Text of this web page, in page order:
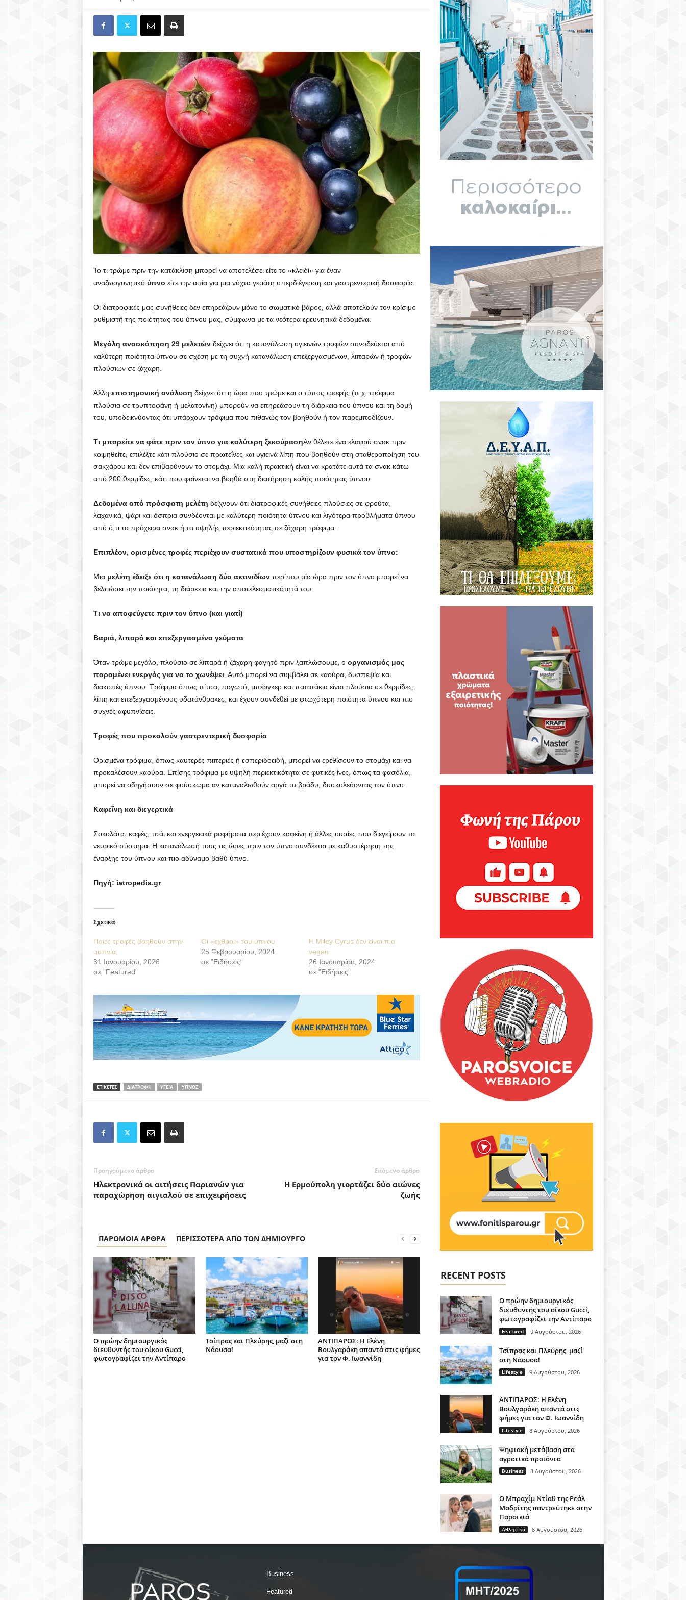
Το τι τρώμε πριν την κατάκλιση μπορεί να αποτελέσει είτε το «κλειδί» για έναν
αναζωογονητικό ύπνο είτε την αιτία για μια νύχτα γεμάτη υπερδιέγερση και γαστρεντερική δυσφορία.
Οι διατροφικές μας συνήθειες δεν επηρεάζουν μόνο το σωματικό βάρος, αλλά αποτελούν τον κρίσιμο
ρυθμιστή της ποιότητας του ύπνου μας, σύμφωνα με τα νεότερα ερευνητικά δεδομένα.
Μεγάλη ανασκόπηση 29 μελετώνδείχνει ότι η κατανάλωση υγιεινών τροφών συνοδεύεται από
καλύτερη ποιότητα ύπνου σε σχέση με τη συχνή κατανάλωση επεξεργασμένων, λιπαρών ή τροφών
πλούσιων σε ζάχαρη.
Άλλη επιστημονική ανάλυση δείχνει ότι η ώρα που τρώμε και ο τύπος τροφής (π.χ. τρόφιμα
πλούσια σε τρυπτοφάνη ή μελατονίνη) μπορούν να επηρεάσουν τη διάρκεια του ύπνου και τη δομή
του, υποδεικνύοντας ότι υπάρχουν τρόφιμα που πιθανώς τον βοηθούν ή τον παρεμποδίζουν.
Τι μπορείτε να φάτε πριν τον ύπνο για καλύτερη ξεκούρασηΑν θέλετε ένα ελαφρύ σνακ πριν
κοιμηθείτε, επιλέξτε κάτι πλούσιο σε πρωτεΐνες και υγιεινά λίπη που βοηθούν στη σταθεροποίηση του
σακχάρου και δεν επιβαρύνουν το στομάχι. Μια καλή πρακτική είναι να κρατάτε αυτά τα σνακ κάτω
από 200 θερμίδες, κάτι που φαίνεται να βοηθά στη διατήρηση καλής ποιότητας ύπνου.
Δεδομένα από πρόσφατη μελέτη δείχνουν ότι διατροφικές συνήθειες πλούσιες σε φρούτα,
λαχανικά, ψάρι και όσπρια συνδέονται με καλύτερη ποιότητα ύπνου και λιγότερα προβλήματα ύπνου
από ό,τι τα πρόχειρα σνακ ή τα υψηλής περιεκτικότητας σε ζάχαρη τρόφιμα.
Επιπλέον, ορισμένες τροφές περιέχουν συστατικά που υποστηρίζουν φυσικά τον ύπνο:
Μια μελέτη έδειξε ότι η κατανάλωση δύο ακτινιδίωνπερίπου μία ώρα πριν τον ύπνο μπορεί να
βελτιώσει την ποιότητα, τη διάρκεια και την αποτελεσματικότητά του.
Τι να αποφεύγετε πριν τον ύπνο (και γιατί)
Βαριά, λιπαρά και επεξεργασμένα γεύματα
Όταν τρώμε μεγάλο, πλούσιο σε λιπαρά ή ζάχαρη φαγητό πριν ξαπλώσουμε, ο οργανισμός μας
παραμένει ενεργός για να το χωνέψει . Αυτό μπορεί να συμβάλει σε καούρα, δυσπεψία και
διακοπές ύπνου. Τρόφιμα όπως πίτσα, παγωτό, μπέργκερ και πατατάκια είναι πλούσια σε θερμίδες,
λίπη και επεξεργασμένους υδατάνθρακες, και έχουν συνδεθεί με φτωχότερη ποιότητα ύπνου και πιο
συχνές αφυπνίσεις.
Τροφές που προκαλούν γαστρεντερική δυσφορία
Ορισμένα τρόφιμα, όπως καυτερές πιπεριές ή εσπεριδοειδή, μπορεί να ερεθίσουν το στομάχι και να
προκαλέσουν καούρα. Επίσης τρόφιμα με υψηλή περιεκτικότητα σε φυτικές ίνες, όπως τα φασόλια,
μπορεί να οδηγήσουν σε φούσκωμα αν καταναλωθούν αργά το βράδυ, δυσκολεύοντας τον ύπνο.
Καφεΐνη και διεγερτικά
Σοκολάτα, καφές, τσάι και ενεργειακά ροφήματα περιέχουν καφεΐνη ή άλλες ουσίες που διεγείρουν το
νευρικό σύστημα. Η κατανάλωσή τους τις ώρες πριν τον ύπνο συνδέεται με καθυστέρηση της
έναρξης του ύπνου και πιο αδύναμο βαθύ ύπνο.
Πηγή: iatropedia.gr
Σχετικά
Ποιες τροφές βοηθούν στην
αυπνία;
31 Ιανουαρίου, 2026
σε "Featured"
Οι «εχθροί» του ύπνου
25 Φεβρουαρίου, 2024
σε "Ειδήσεις"
Η Miley Cyrus δεν είναι πια
vegan
26 Ιανουαρίου, 2024
σε "Ειδήσεις"
ΕΤΙΚΕΤΕΣ ΔΙΑΤΡΟΦΗ ΥΓΕΙΑ ΥΠΝΟΣ
Προηγούμενο άρθρο
Ηλεκτρονικά οι αιτήσεις Παριανών για
παραχώρηση αιγιαλού σε επιχειρήσεις
Επόμενο άρθρο
Η Ερμούπολη γιορτάζει δύο αιώνες
ζωής
ΠΑΡΟΜΟΙΑ ΑΡΘΡΑ ΠΕΡΙΣΣΟΤΕΡΑ ΑΠΟ ΤΟΝ ΔΗΜΙΟΥΡΓΟ
Ο πρώην δημιουργικός
διευθυντής του οίκου Gucci,
φωτογραφίζει την Αντίπαρο
Τσίπρας και Πλεύρης, μαζί στη
Νάουσα!
ΑΝΤΙΠΑΡΟΣ: Η Ελένη
Βουλγαράκη απαντά στις φήμες
για τον Φ. Ιωαννίδη
RECENT POSTS
Ο πρώην δημιουργικός
διευθυντής του οίκου Gucci,
φωτογραφίζει την Αντίπαρο
Featured 9 Αυγούστου, 2026
Τσίπρας και Πλεύρης, μαζί
στη Νάουσα!
Lifestyle 9 Αυγούστου, 2026
ΑΝΤΙΠΑΡΟΣ: Η Ελένη
Βουλγαράκη απαντά στις
φήμες για τον Φ. Ιωαννίδη
Lifestyle 8 Αυγούστου, 2026
Ψηφιακή μετάβαση στα
αγροτικά προϊόντα
Business 8 Αυγούστου, 2026
Ο Μπραχίμ Ντίαθ της Ρεάλ
Μαδρίτης παντρεύτηκε στην
Παροικιά
Αθλητικά 8 Αυγούστου, 2026
Business
Featured